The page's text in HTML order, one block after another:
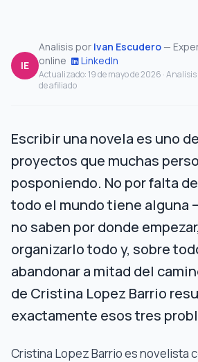
IE
Analisis por Ivan Escudero —
online
LinkedIn
Actualizado: 19 de mayo de 2026 ·
de afiliado
Escribir una novela es uno
proyectos que muchas
posponiendo. No por falta
todo el mundo tiene alguna
no saben por donde
organizarlo todo y, sobre
abandonar a mitad del
de Cristina Lopez Barrio
exactamente esos tres
Cristina Lopez Barrio es novelista